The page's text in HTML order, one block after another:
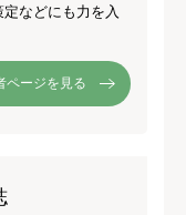
などにも力を入
ページを見る